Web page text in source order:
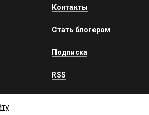
Контакты
Стать блогером
Подписка
RSS